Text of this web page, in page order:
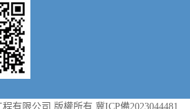
有限公司 版權所有 冀ICP備2023044481